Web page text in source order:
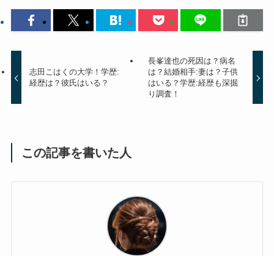
志田こはくの大学！学歴:
経歴は？彼氏はいる？
長峯達也の死因は？病名
は？結婚相手:妻は？子供
はいる？学歴:経歴も深掘
り調査！
この記事を書いた人